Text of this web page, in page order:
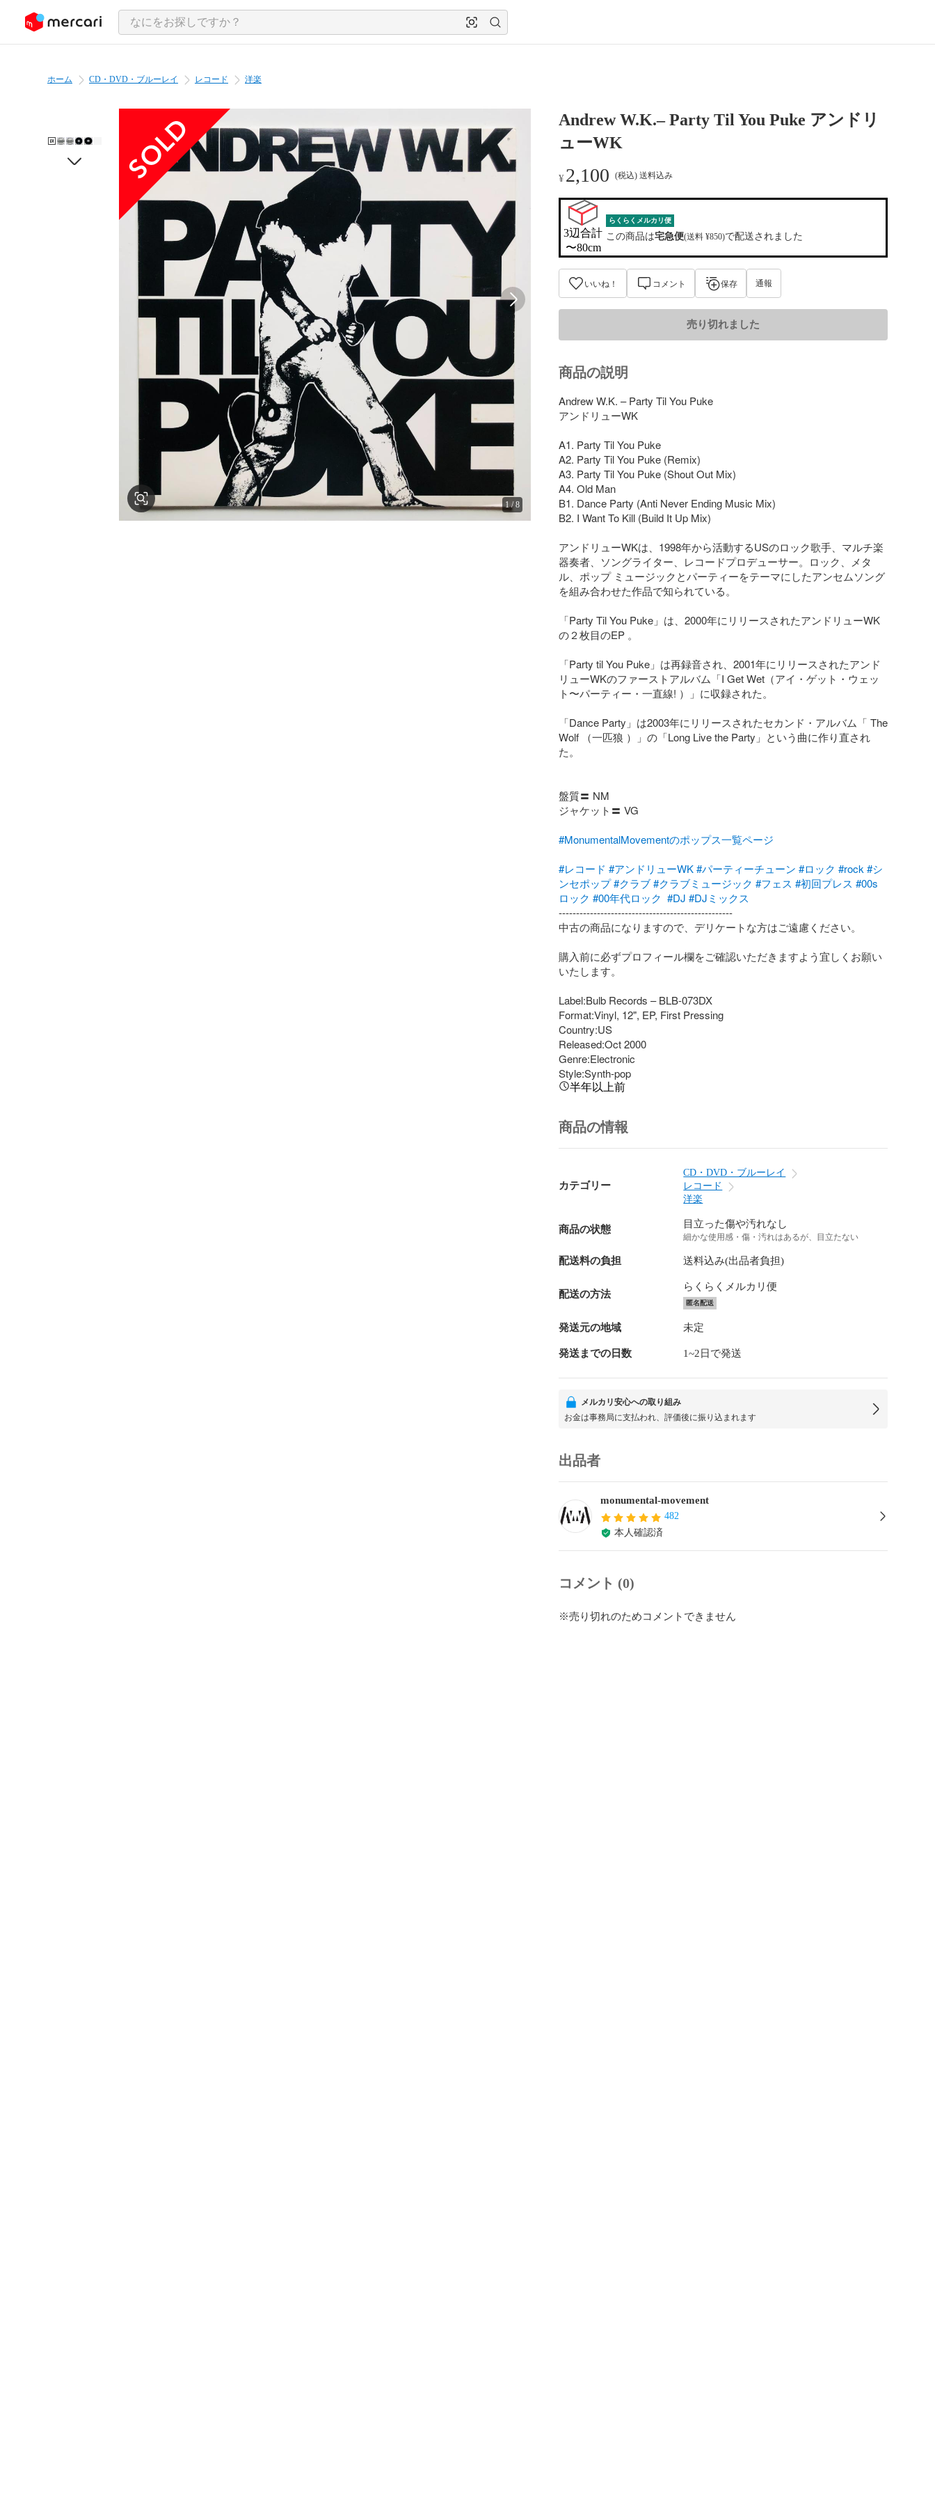
ツにスキップ
ホーム CD・DVD・ブルーレイ レコード 洋楽
1/8
Andrew W.K.– Party Til You Puke アンドリ
ューWK
¥ 2,100 (税込) 送料込み
3辺合計
〜80cm
らくらくメルカリ便
この商品は宅急便(送料 ¥850)で配送されました
いいね！ コメント 保存 通報
売り切れました
商品の説明
Andrew W.K. – Party Til You Puke
アンドリューWK
A1. Party Til You Puke
A2. Party Til You Puke (Remix)
A3. Party Til You Puke (Shout Out Mix)
A4. Old Man
B1. Dance Party (Anti Never Ending Music Mix)
B2. I Want To Kill (Build It Up Mix)
アンドリューWKは、1998年から活動するUSのロック歌手、マルチ楽
器奏者、ソングライター、レコードプロデューサー。ロック、メタ
ル、ポップ ミュージックとパーティーをテーマにしたアンセムソング
を組み合わせた作品で知られている。
「Party Til You Puke」は、2000年にリリースされたアンドリューWK
の２枚目のEP 。
「Party til You Puke」は再録音され、2001年にリリースされたアンド
リューWKのファーストアルバム「I Get Wet（アイ・ゲット・ウェッ
ト〜パーティー・一直線! ）」に収録された。
「Dance Party」は2003年にリリースされたセカンド・アルバム「 The
Wolf （一匹狼 ）」の「Long Live the Party」という曲に作り直され
た。
盤質〓 NM
ジャケット〓 VG
#MonumentalMovementのポップス一覧ページ
#レコード #アンドリューWK #パーティーチューン #ロック #rock #シ
ンセポップ #クラブ #クラブミュージック #フェス #初回プレス #00s
ロック #00年代ロック #DJ #DJミックス
--------------------------------------------------
中古の商品になりますので、デリケートな方はご遠慮ください。
購入前に必ずプロフィール欄をご確認いただきますよう宜しくお願い
いたします。
Label:Bulb Records – BLB-073DX
Format:Vinyl, 12", EP, First Pressing
Country:US
Released:Oct 2000
Genre:Electronic
Style:Synth-pop
半年以上前
商品の情報
カテゴリー
CD・DVD・ブルーレイ
レコード
洋楽
商品の状態 目立った傷や汚れなし
細かな使用感・傷・汚れはあるが、目立たない
配送料の負担 送料込み(出品者負担)
配送の方法
らくらくメルカリ便
匿名配送
発送元の地域 未定
発送までの日数 1~2日で発送
メルカリ安心への取り組み
お金は事務局に支払われ、評価後に振り込まれます
出品者
monumental-movement
482
本人確認済
コメント (0)
※売り切れのためコメントできません